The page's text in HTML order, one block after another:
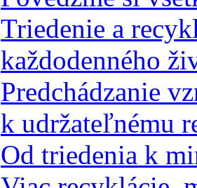
Triedenie a
každodenného
Predchádzanie
k udržateľnému
Od triedenia k